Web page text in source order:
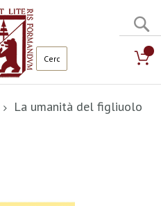
La umanità del figliuolo